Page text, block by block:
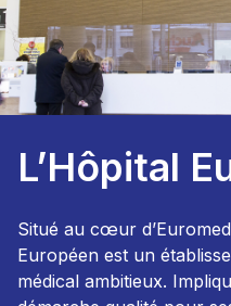
L’Hôpital
Situé au cœur
Européen est un
médical ambitieux.